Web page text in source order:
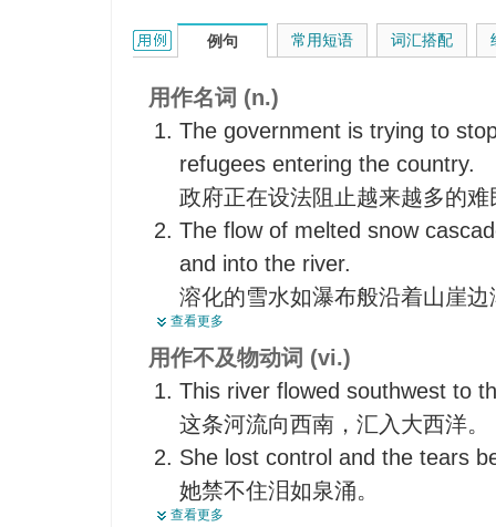
流水，迳流
流速，流率
生产量
持续生产
金流动性运营工作流
浮游世界
垂（下）
随风飘动，飘扬，飘拂
流畅，流利，通顺
溢过，淹没
源自，来自，由来
使充溢
流通
流过
飞逝
有的是，大量供应
强烈感到
循环
滑动，滑行
倾诉，诉说
flow的用法和样例：
例句
用作名词 (n.)
The government is trying to
refugees entering the country.
政府正在设法阻止越来越多的
The flow of melted snow
and into the river.
溶化的雪水如瀑布般沿着山崖边
I saw the ebb and flow of the
我目睹了海潮的涨落。
A free flow of water came from
水从管道里通畅地流了出来。
An expansion wave in
膨胀波在加速流中变宽。
查看更多
用作不及物动词 (vi.)
This river flowed southwest to
这条河流向西南，汇入大西洋。
She lost control and the tears
她禁不住泪如泉涌。
查看更多
常用短语 词汇搭配